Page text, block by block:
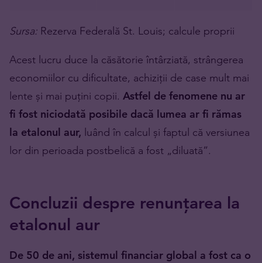
Sursa: Rezerva Federală St. Louis; calcule proprii
Acest lucru duce la căsătorie întârziată, strângerea
economiilor cu dificultate, achiziții de case mult mai
lente și mai puțini copii. Astfel de fenomene nu ar
fi fost niciodată posibile dacă lumea ar fi rămas
la etalonul aur, luând în calcul și faptul că versiunea
lor din perioada postbelică a fost „diluată”.
Concluzii despre renunțarea la
etalonul aur
De 50 de ani, sistemul financiar global a fost ca o